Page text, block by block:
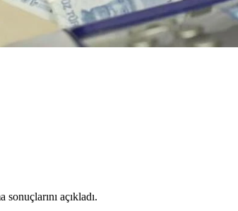
açıkladı.